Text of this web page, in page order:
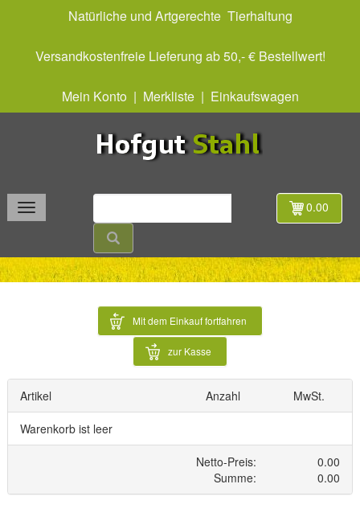
Natürliche und Artgerechte Tierhaltung
Versandkostenfreie Lieferung ab 50,- € Bestellwert!
Mein Konto| Merkliste| Einkaufswagen
0.00
Mit dem Einkauf fortfahren
zur Kasse